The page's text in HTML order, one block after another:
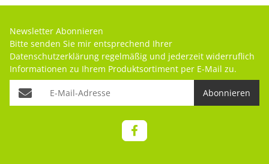
Newsletter Abonnieren
Bitte senden Sie mir entsprechend Ihrer
Datenschutzerklärung regelmäßig und jederzeit widerruflich
Informationen zu Ihrem Produktsortiment per E-Mail zu.
Abonnieren